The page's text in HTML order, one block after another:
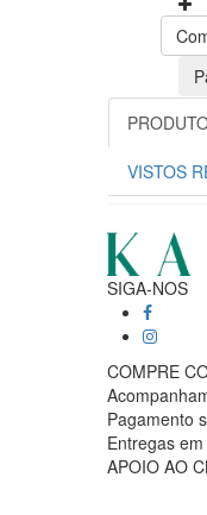
VISTOS
SIGA-NOS
COMPRE
Pagamento
Entregas
APOIO AO